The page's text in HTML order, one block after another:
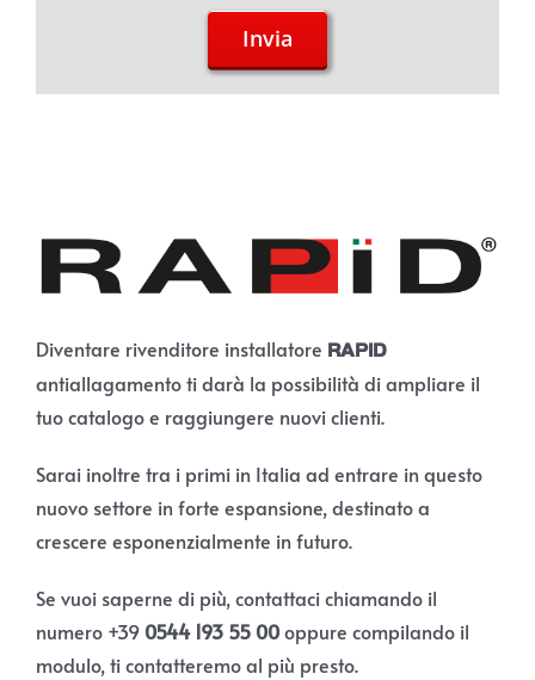
Invia
Diventare rivenditore installatore RAPID
antiallagamento ti darà la possibilità di ampliare il
tuo catalogo e raggiungere nuovi clienti.
Sarai inoltre tra i primi in Italia ad entrare in questo
nuovo settore in forte espansione, destinato a
crescere esponenzialmente in futuro.
Se vuoi saperne di più, contattaci chiamando il
numero +39 0544 193 55 00oppure compilando il
modulo, ti contatteremo al più presto.